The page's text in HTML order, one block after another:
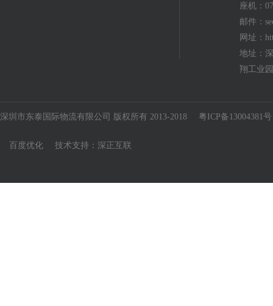
座机：
邮件：
网址：
地址：
翔工业
深圳市东泰国际物流有限公司 版权所有 2013-2018 粤ICP备13004381号
百度优化 技术支持： 深正互联